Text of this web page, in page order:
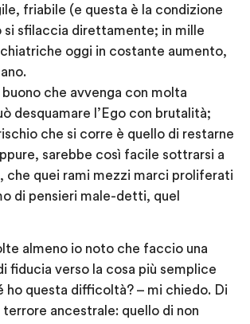
friabile (e questa è la condizione
si sfilaccia direttamente; in mille
oggi in costante aumento,
che avvenga con molta
desquamare l’Ego con brutalità;
che si corre è quello di restarne
sarebbe così facile sottrarsi a
quei rami mezzi marci proliferati
di pensieri male-detti, quel
almeno io noto che faccio una
fiducia verso la cosa più semplice
ho questa difficoltà? – mi chiedo. Di
ancestrale: quello di non